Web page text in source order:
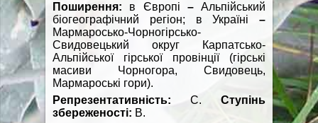
Поширення: в Європі –Альпійський
біогеографічний регіон; в Україні –
Мармаросько-Чорногірсько-
Свидовецький округ Карпатсько-
Альпійської гірської провінції (гірські
масиви Чорногора, Свидовець,
Мармароські гори).
Репрезентативність: С. Ступінь
збереженості: В.